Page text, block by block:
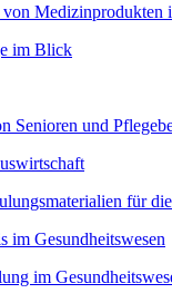
Medizinprodukten
im Blick
Senioren und
für
im Gesundheitswesen
im